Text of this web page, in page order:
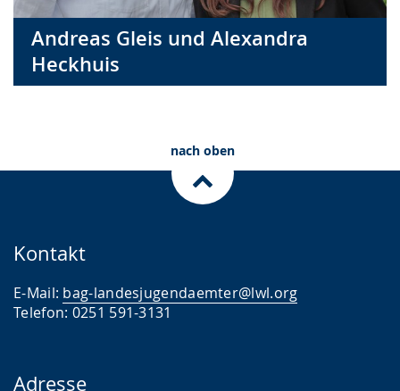
Andreas Gleis und Alexandra
Heckhuis
nach oben
Kontakt
E-Mail: bag-landesjugendaemter@lwl.org
Telefon: 0251 591-3131
Adresse